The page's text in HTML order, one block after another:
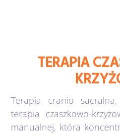
TERAPIA
Terapia cranio
terapia czaszkowo-
manualnej, która